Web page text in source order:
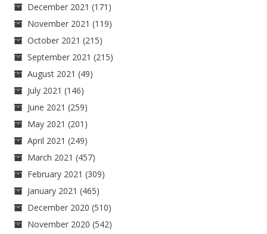
December 2021 (171)
November 2021 (119)
October 2021 (215)
September 2021 (215)
August 2021 (49)
July 2021 (146)
June 2021 (259)
May 2021 (201)
April 2021 (249)
March 2021 (457)
February 2021 (309)
January 2021 (465)
December 2020 (510)
November 2020 (542)